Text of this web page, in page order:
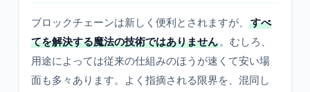
ブロックチェーンは新しく便利とされますが、
すべ
てを解決する魔法の技術ではありません。むしろ、
用途によっては従来の仕組みのほうが速くて安い場
面も多々あります。よく指摘される限界を、混同し